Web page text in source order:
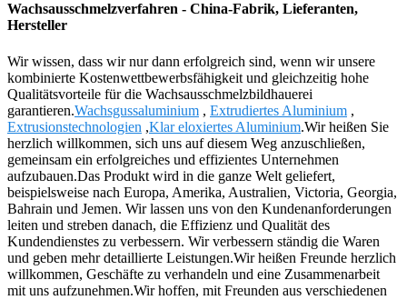
Wachsausschmelzverfahren - China-Fabrik, Lieferanten,
Hersteller
Wir wissen, dass wir nur dann erfolgreich sind, wenn wir unsere
kombinierte Kostenwettbewerbsfähigkeit und gleichzeitig hohe
Qualitätsvorteile für die Wachsausschmelzbildhauerei
garantieren.Wachsgussaluminium , Extrudiertes Aluminium ,
Extrusionstechnologien ,Klar eloxiertes Aluminium.Wir heißen Sie
herzlich willkommen, sich uns auf diesem Weg anzuschließen,
gemeinsam ein erfolgreiches und effizientes Unternehmen
aufzubauen.Das Produkt wird in die ganze Welt geliefert,
beispielsweise nach Europa, Amerika, Australien, Victoria, Georgia,
Bahrain und Jemen. Wir lassen uns von den Kundenanforderungen
leiten und streben danach, die Effizienz und Qualität des
Kundendienstes zu verbessern. Wir verbessern ständig die Waren
und geben mehr detaillierte Leistungen.Wir heißen Freunde herzlich
willkommen, Geschäfte zu verhandeln und eine Zusammenarbeit
mit uns aufzunehmen.Wir hoffen, mit Freunden aus verschiedenen